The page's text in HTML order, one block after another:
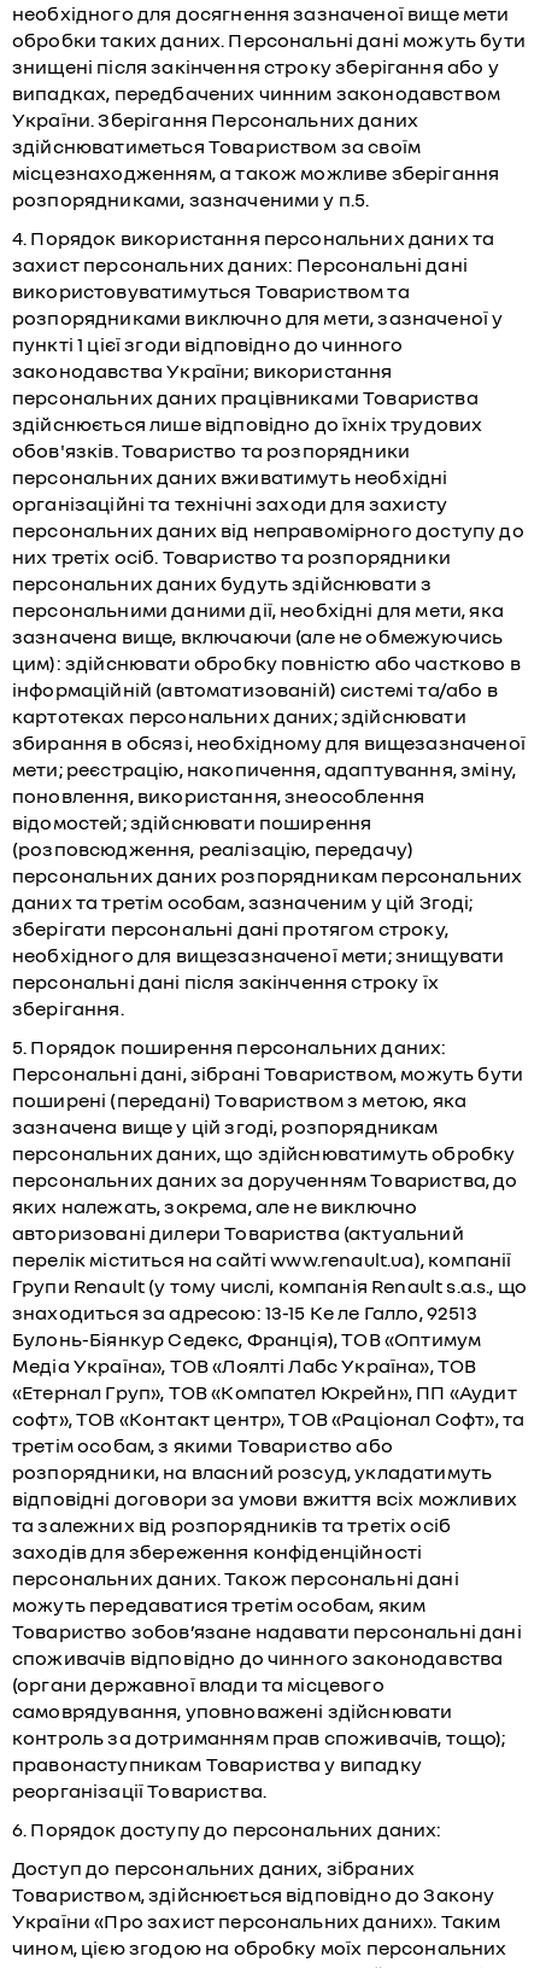
необхідного для досягнення зазначеної вище мети
обробки таких даних. Персональні дані можуть бути
знищені після закінчення строку зберігання або у
випадках, передбачених чинним законодавством
України. Зберігання Персональних даних
здійснюватиметься Товариством за своїм
місцезнаходженням, а також можливе зберігання
розпорядниками, зазначеними у п.5.
4. Порядок використання персональних даних та
захист персональних даних: Персональні дані
використовуватимуться Товариством та
розпорядниками виключно для мети, зазначеної у
пункті 1 цієї згоди відповідно до чинного
законодавства України; використання
персональних даних працівниками Товариства
здійснюється лише відповідно до їхніх трудових
обов'язків. Товариство та розпорядники
персональних даних вживатимуть необхідні
організаційні та технічні заходи для захисту
персональних даних від неправомірного доступу до
них третіх осіб. Товариство та розпорядники
персональних даних будуть здійснювати з
персональними даними дії, необхідні для мети, яка
зазначена вище, включаючи (але не обмежуючись
цим): здійснювати обробку повністю або частково в
інформаційній (автоматизованій) системі та/або в
картотеках персональних даних; здійснювати
збирання в обсязі, необхідному для вищезазначеної
мети; реєстрацію, накопичення, адаптування, зміну,
поновлення, використання, знеособлення
відомостей; здійснювати поширення
(розповсюдження, реалізацію, передачу)
персональних даних розпорядникам персональних
даних та третім особам, зазначеним у цій Згоді;
зберігати персональні дані протягом строку,
необхідного для вищезазначеної мети; знищувати
персональні дані після закінчення строку їх
зберігання.
5. Порядок поширення персональних даних:
Персональні дані, зібрані Товариством, можуть бути
поширені (передані) Товариством з метою, яка
зазначена вище у цій згоді, розпорядникам
персональних даних, що здійснюватимуть обробку
персональних даних за дорученням Товариства, до
яких належать, зокрема, але не виключно
авторизовані дилери Товариства (актуальний
перелік міститься на сайті www.renault.ua), компанії
Групи Renault (у тому числі, компанія Renault s.a.s., що
знаходиться за адресою: 13-15 Ке ле Галло, 92513
Булонь-Біянкур Седекс, Франція), ТОВ «Оптимум
Медіа Україна», ТОВ «Лоялті Лабс Україна», ТОВ
«Етернал Груп», ТОВ «Компател Юкрейн», ПП «Аудит
софт», ТОВ «Контакт центр», ТОВ «Раціонал Софт», та
третім особам, з якими Товариство або
розпорядники, на власний розсуд, укладатимуть
відповідні договори за умови вжиття всіх можливих
та залежних від розпорядників та третіх осіб
заходів для збереження конфіденційності
персональних даних. Також персональні дані
можуть передаватися третім особам, яким
Товариство зобов’язане надавати персональні дані
споживачів відповідно до чинного законодавства
(органи державної влади та місцевого
самоврядування, уповноважені здійснювати
контроль за дотриманням прав споживачів, тощо);
правонаступникам Товариства у випадку
реорганізації Товариства.
6. Порядок доступу до персональних даних:
Доступ до персональних даних, зібраних
Товариством, здійснюється відповідно до Закону
України «Про захист персональних даних». Таким
чином, цією згодою на обробку моїх персональних